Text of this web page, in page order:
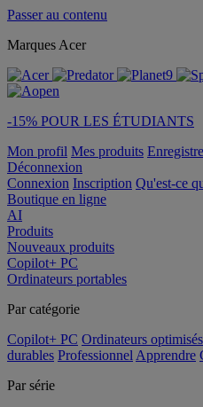
Passer au contenu
Marques Acer
-15% POUR LES ÉTUDIANTS
Mon profil Mes produits
Déconnexion
Connexion Inscription Qu'est-ce
Boutique en ligne
AI
Produits
Nouveaux produits
Copilot+ PC
Ordinateurs portables
Par catégorie
Copilot+ PC Ordinateurs
durables Professionnel Apprendre
Par série